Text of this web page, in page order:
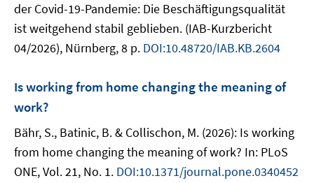
der Covid-19-Pandemie: Die Beschäftigungsqualität
ist weitgehend stabil geblieben. (IAB-Kurzbericht
04/2026), Nürnberg, 8 p. DOI:10.48720/IAB.KB.2604
Is working from home changing the meaning of
work?
Bähr, S., Batinic, B. & Collischon, M. (2026): Is working
from home changing the meaning of work? In: PLoS
ONE, Vol. 21, No. 1. DOI:10.1371/journal.pone.0340452